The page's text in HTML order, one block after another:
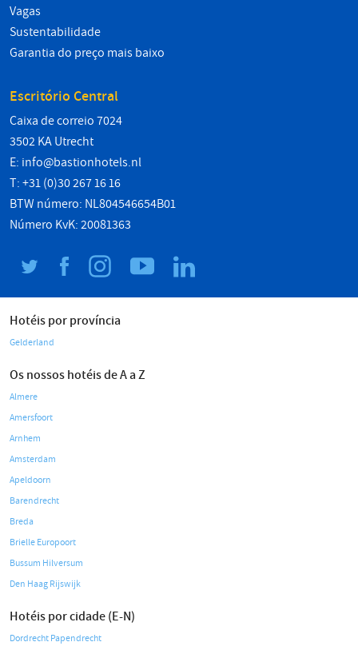
Vagas
Sustentabilidade
Garantia do preço mais baixo
Escritório Central
Caixa de correio 7024
3502 KA Utrecht
E: info@bastionhotels.nl
T: +31 (0)30 267 16 16
BTW número: NL804546654B01
Número KvK: 20081363
Hotéis por província
Gelderland
Os nossos hotéis de A a Z
Almere
Amersfoort
Arnhem
Amsterdam
Apeldoorn
Barendrecht
Breda
Brielle Europoort
Bussum Hilversum
Den Haag Rijswijk
Hotéis por cidade (E-N)
Dordrecht Papendrecht